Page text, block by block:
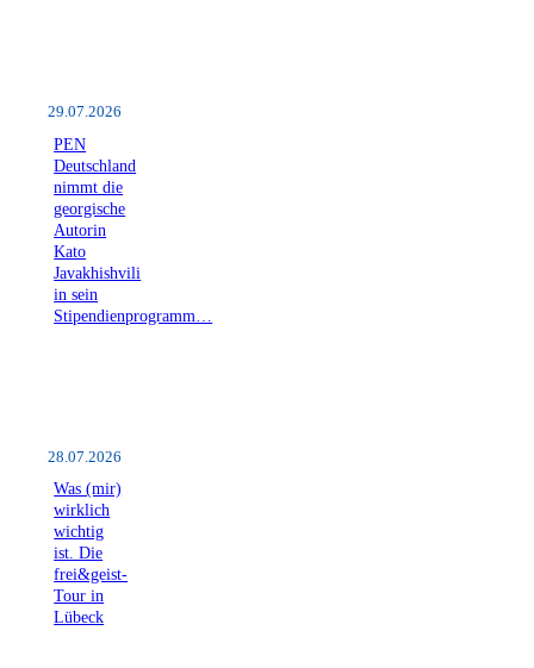
29.07.2026
PEN
Deutschland
nimmt die
georgische
Autorin
Kato
Javakhishvili
in sein
Stipendienprogramm…
28.07.2026
Was (mir)
wirklich
wichtig
ist. Die
frei&geist-
Tour in
Lübeck